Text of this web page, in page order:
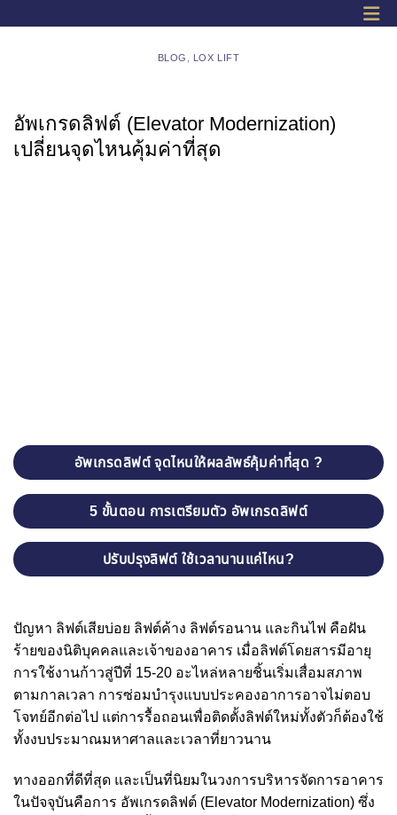
BLOG LOX LIFT
อัพเกรดลิฟต์ (Elevator Modernization)
เปลี่ยนจุดไหนคุ้มค่าที่สุด
อัพเกรดลิฟต์ จุดไหนให้ผลลัพธ์คุ้มค่าที่สุด ?
5 ขั้นตอน การเตรียมตัว อัพเกรดลิฟต์
ปรับปรุงลิฟต์ ใช้เวลานานแค่ไหน?
ปัญหา ลิฟต์เสียบ่อย ลิฟต์ค้าง ลิฟต์รอนาน และกินไฟ คือฝัน
ร้ายของนิติบุคคลและเจ้าของอาคาร เมื่อลิฟต์โดยสารมีอายุ
การใช้งานก้าวสู่ปีที่ 15-20 อะไหล่หลายชิ้นเริ่มเสื่อมสภาพ
ตามกาลเวลา การซ่อมบำรุงแบบประคองอาการอาจไม่ตอบ
โจทย์อีกต่อไป แต่การรื้อถอนเพื่อติดตั้งลิฟต์ใหม่ทั้งตัวก็ต้องใช้
ทั้งงบประมาณมหาศาลและเวลาที่ยาวนาน
ทางออกที่ดีที่สุด และเป็นที่นิยมในวงการบริหารจัดการอาคาร
ในปัจจุบันคือการ อัพเกรดลิฟต์ (Elevator Modernization) ซึ่ง